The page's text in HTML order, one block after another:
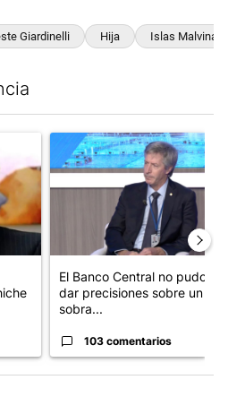
Giardinelli Hija Islas Malvinas
el título "Vacunatorio VIP: piden
Un artículo de tendencia
El Banco Central no pudo
dar precisiones sobre un
sobra...
103 comentarios